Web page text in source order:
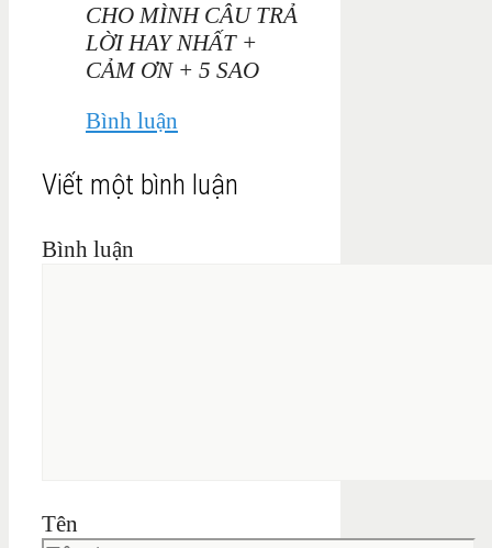
CHO MÌNH CÂU TRẢ
LỜI HAY NHẤT +
CẢM ƠN + 5 SAO
Bình luận
Viết một bình luận
Bình luận
Tên